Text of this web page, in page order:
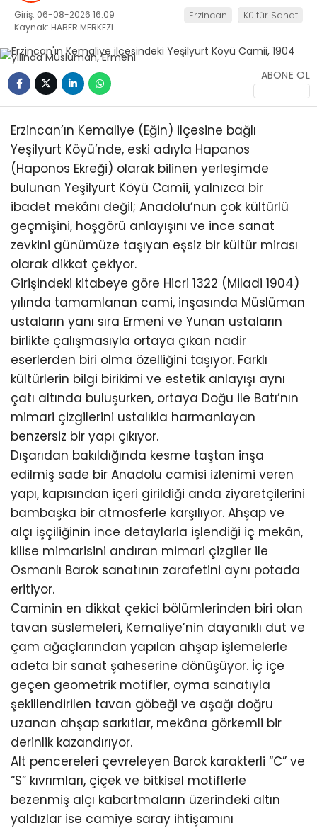
Giriş: 06-08-2026 16:09
Kaynak: HABER MERKEZI
Erzincan Kültür Sanat
ABONE OL
Erzincan’ın Kemaliye (Eğin) ilçesine bağlı
Yeşilyurt Köyü’nde, eski adıyla Hapanos
(Haponos Ekreği) olarak bilinen yerleşimde
bulunan Yeşilyurt Köyü Camii, yalnızca bir
ibadet mekânı değil; Anadolu’nun çok kültürlü
geçmişini, hoşgörü anlayışını ve ince sanat
zevkini günümüze taşıyan eşsiz bir kültür mirası
olarak dikkat çekiyor.
Girişindeki kitabeye göre Hicri 1322 (Miladi 1904)
yılında tamamlanan cami, inşasında Müslüman
ustaların yanı sıra Ermeni ve Yunan ustaların
birlikte çalışmasıyla ortaya çıkan nadir
eserlerden biri olma özelliğini taşıyor. Farklı
kültürlerin bilgi birikimi ve estetik anlayışı aynı
çatı altında buluşurken, ortaya Doğu ile Batı’nın
mimari çizgilerini ustalıkla harmanlayan
benzersiz bir yapı çıkıyor.
Dışarıdan bakıldığında kesme taştan inşa
edilmiş sade bir Anadolu camisi izlenimi veren
yapı, kapısından içeri girildiği anda ziyaretçilerini
bambaşka bir atmosferle karşılıyor. Ahşap ve
alçı işçiliğinin ince detaylarla işlendiği iç mekân,
kilise mimarisini andıran mimari çizgiler ile
Osmanlı Barok sanatının zarafetini aynı potada
eritiyor.
Caminin en dikkat çekici bölümlerinden biri olan
tavan süslemeleri, Kemaliye’nin dayanıklı dut ve
çam ağaçlarından yapılan ahşap işlemelerle
adeta bir sanat şaheserine dönüşüyor. İç içe
geçen geometrik motifler, oyma sanatıyla
şekillendirilen tavan göbeği ve aşağı doğru
uzanan ahşap sarkıtlar, mekâna görkemli bir
derinlik kazandırıyor.
Alt pencereleri çevreleyen Barok karakterli “C” ve
“S” kıvrımları, çiçek ve bitkisel motiflerle
bezenmiş alçı kabartmaların üzerindeki altın
yaldızlar ise camiye saray ihtişamını